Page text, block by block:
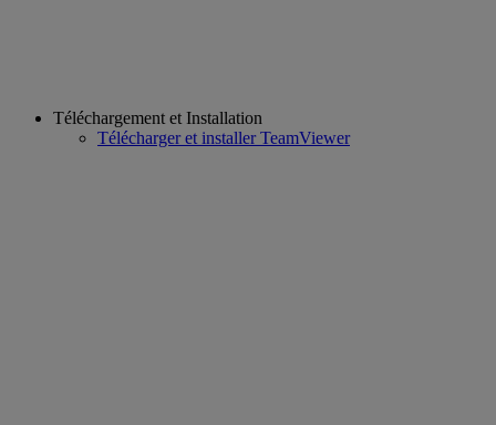
Téléchargement et Installation
Télécharger et installer TeamViewer